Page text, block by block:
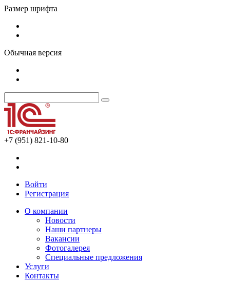
Размер шрифта
Обычная версия
+7 (951) 821-10-80
Войти
Регистрация
О компании
Новости
Наши партнеры
Вакансии
Фотогалерея
Специальные предложения
Услуги
Контакты